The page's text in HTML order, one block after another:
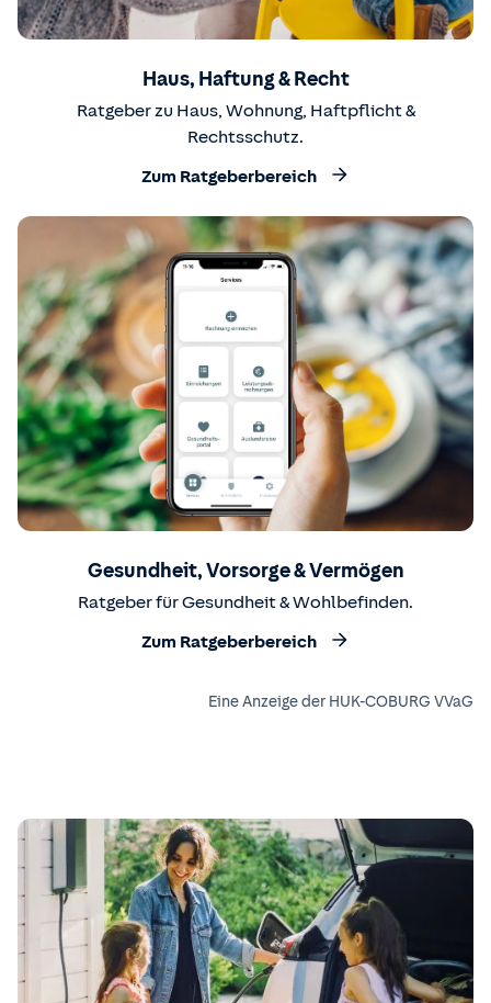
Haus, Haftung & Recht
Ratgeber zu Haus, Wohnung, Haftpflicht &
Rechtsschutz.
Zum Ratgeberbereich
Gesundheit, Vorsorge & Vermögen
Ratgeber für Gesundheit & Wohlbefinden.
Zum Ratgeberbereich
Eine Anzeige der HUK-COBURG VVaG